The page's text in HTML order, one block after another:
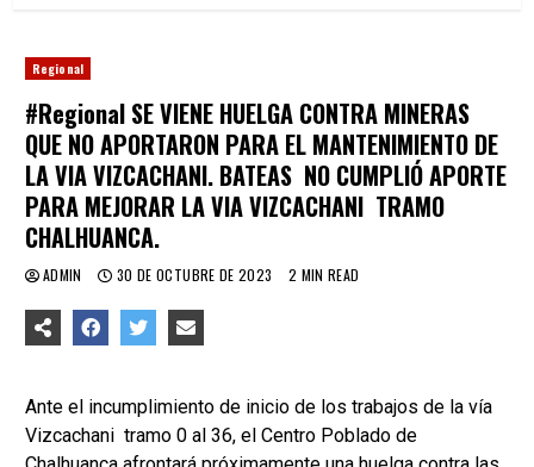
Regional
#Regional SE VIENE HUELGA CONTRA MINERAS
QUE NO APORTARON PARA EL MANTENIMIENTO DE
LA VIA VIZCACHANI. BATEAS NO CUMPLIÓ APORTE
PARA MEJORAR LA VIA VIZCACHANI TRAMO
CHALHUANCA.
ADMIN 30 DE OCTUBRE DE 2023 2 MIN READ
Ante el incumplimiento de inicio de los trabajos de la vía
Vizcachani tramo 0 al 36, el Centro Poblado de